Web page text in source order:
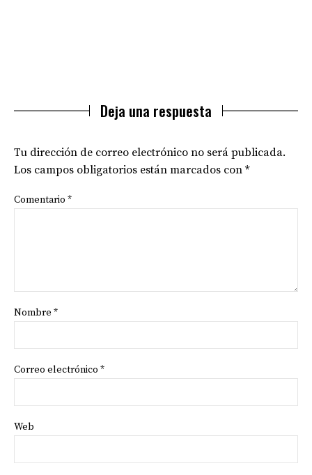
Deja una respuesta
Tu dirección de correo electrónico no será publicada.
Los campos obligatorios están marcados con *
Comentario *
Nombre *
Correo electrónico *
Web